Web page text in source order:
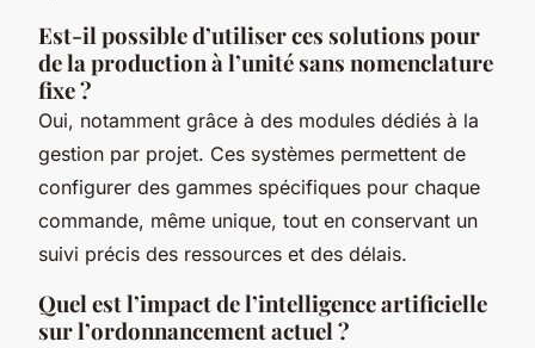
Est-il possible d’utiliser ces solutions pour
de la production à l’unité sans nomenclature
fixe ?
Oui, notamment grâce à des modules dédiés à la
gestion par projet. Ces systèmes permettent de
configurer des gammes spécifiques pour chaque
commande, même unique, tout en conservant un
suivi précis des ressources et des délais.
Quel est l’impact de l’intelligence artificielle
sur l’ordonnancement actuel ?